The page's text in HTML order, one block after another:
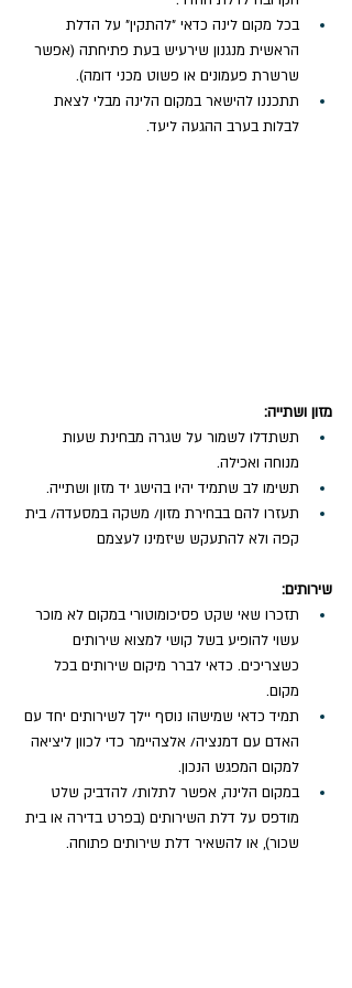
בכל מקום לינה כדאי "להתקין" על הדלת
הראשית מנגנון שירעיש בעת פתיחתה (אפשר
שרשרת פעמונים או פשוט מכני דומה).
תתכננו להישאר במקום הלינה מבלי לצאת
לבלות בערב ההגעה ליעד.
מזון ושתייה:
תשתדלו לשמור על שגרה מבחינת שעות
מנוחה ואכילה.
תשימו לב שתמיד יהיו בהישג יד מזון ושתייה.
תעזרו להם בבחירת מזון/ משקה במסעדה/ בית
קפה ולא להתעקש שיזמינו לעצמם
שירותים:
תזכרו שאי שקט פסיכומוטורי במקום לא מוכר
עשוי להופיע בשל קושי למצוא שירותים
כשצריכים. כדאי לברר מיקום שירותים בכל
מקום.
תמיד כדאי שמישהו נוסף יילך לשירותים יחד עם
האדם עם דמנציה/ אלצהיימר כדי לכוון ליציאה
למקום המפגש הנכון.
במקום הלינה, אפשר לתלות/ להדביק שלט
מודפס על דלת השירותים (בפרט בדירה או בית
שכור), או להשאיר דלת שירותים פתוחה.